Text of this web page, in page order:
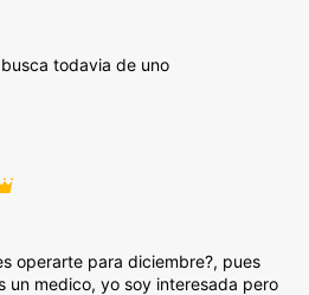
todavia de uno
operarte para diciembre?, pues
un medico, yo soy interesada pero